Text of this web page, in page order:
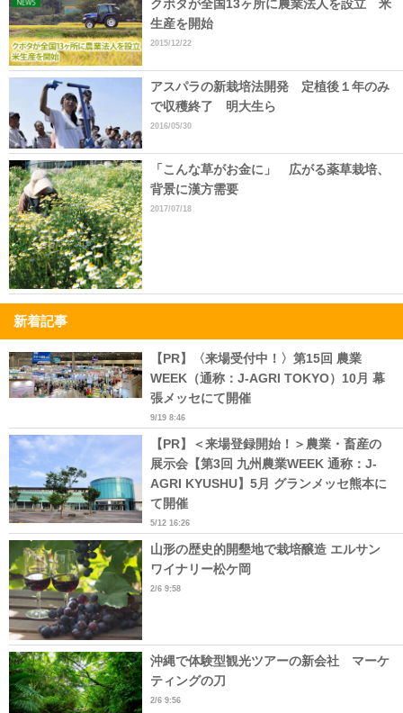
クボタが全国13ヶ所に農業法人を設立 米
生産を開始
2015/12/22
アスパラの新栽培法開発 定植後１年のみ
で収穫終了 明大生ら
2016/05/30
「こんな草がお金に」 広がる薬草栽培、
背景に漢方需要
2017/07/18
新着記事
【PR】〈来場受付中！〉第15回 農業
WEEK（通称：J-AGRI TOKYO）10月 幕
張メッセにて開催
9/19 8:46
【PR】＜来場登録開始！＞農業・畜産の
展示会【第3回 九州農業WEEK 通称：J-
AGRI KYUSHU】5月 グランメッセ熊本に
て開催
5/12 16:26
山形の歴史的開墾地で栽培醸造 エルサン
ワイナリー松ケ岡
2/6 9:58
沖縄で体験型観光ツアーの新会社 マーケ
ティングの刀
2/6 9:56